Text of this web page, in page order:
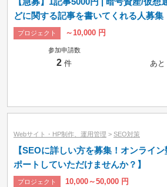
どに関する記事を書いてくれる人募集
プロジェクト ～10,000 円
参加申請数
2 件 あ
Webサイト・HP制作、運用管理 > SEO対策
【SEOに詳しい方を募集！オンライ
ポートしていただけませんか？】
プロジェクト 10,000～50,000 円